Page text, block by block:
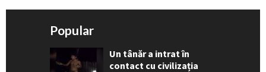
Popular
Un tânăr a intrat în
contact cu civilizația